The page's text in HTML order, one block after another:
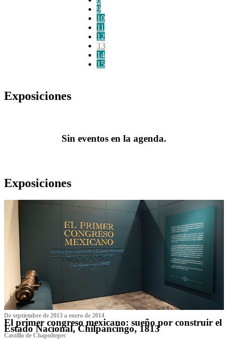
9
10
11
12
13
14
15
Exposiciones
Sin eventos en la agenda.
Exposiciones
De septiembre de 2013 a enero de 2014
El primer congreso mexicano: sueño por construir el
Estado Nacional, Chilpancingo, 1813
Castillo de Chapultepec